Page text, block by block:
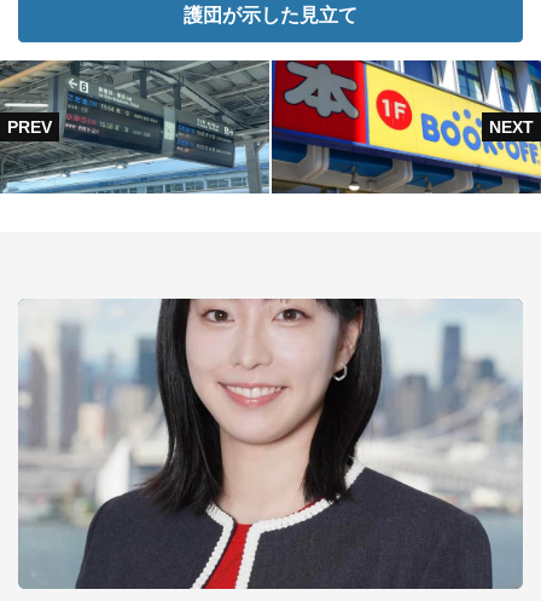
護団が示した見立て